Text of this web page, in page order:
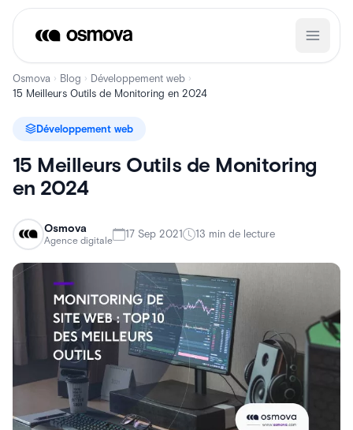
Aller
contenu
Osmova › Blog › Développement web ›
15 Meilleurs Outils de Monitoring en 2024
Développement web
15 Meilleurs Outils de Monitoring
en 2024
Osmova
Agence digitale
17 Sep 2021 13 min de lecture